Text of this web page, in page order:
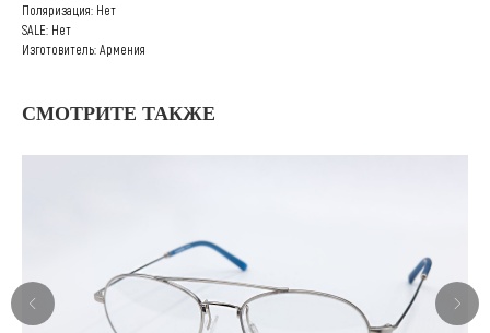
Поляризация: Нет
SALE: Нет
Изготовитель: Армения
СМОТРИТЕ ТАКЖЕ